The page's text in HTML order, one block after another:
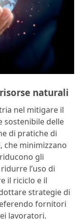
naturali
nel mitigare il
sostenibile delle
di pratiche di
che minimizzano
gli
l’uso di
il riciclo e il
strategie di
fornitori
lavoratori.